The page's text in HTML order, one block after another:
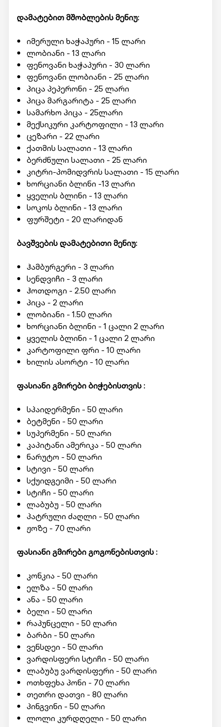
დამატებით მშობლების მენიუ:
იმერული ხაჭაპური - 15 ლარი
ლობიანი - 13 ლარი
ფენოვანი ხაჭაპური - 30 ლარი
ფენოვანი ლობიანი - 25 ლარი
პიცა პეპერონი - 25 ლარი
პიცა მარგარიტა - 25 ლარი
სამარხო პიცა - 25ლარი
მექსიკური კარტოფილი - 13 ლარი
ცეზარი - 22 ლარი
ქათმის სალათი - 13 ლარი
ბერძნული სალათი - 25 ლარი
კიტრი-პომიდვრის სალათი - 15 ლარი
ხორციანი ბლინი -13 ლარი
ყველის ბლინი - 13 ლარი
სოკოს ბლინი - 13 ლარი
ფურშეტი - 20 ლარიდან
ბავშვების დამატებითი მენიუ:
ჰამბურგერი - 3 ლარი
სენდვიჩი - 3 ლარი
ჰოთდოგი - 2.50 ლარი
პიცა - 2 ლარი
ლობიანი - 1.50 ლარი
ხორციანი ბლინი - 1 ცალი 2 ლარი
ყველის ბლინი - 1 ცალი 2 ლარი
კარტოფილი ფრი - 10 ლარი
ხილის ასორტი - 10 ლარი
ფასიანი გმირები ბიჭებისთვის :
სპაიდერმენი - 50 ლარი
ბეტმენი - 50 ლარი
სუპერმენი - 50 ლარი
კაპიტანი ამერიკა - 50 ლარი
ნარუტო - 50 ლარი
სტივი - 50 ლარი
სქუიდგეიმი - 50 ლარი
სტიჩი - 50 ლარი
ლაბუბუ - 50 ლარი
პატრული ძაღლი - 50 ლარი
ჟოზე - 70 ლარი
ფასიანი გმირები გოგონებისთვის :
კონკია - 50 ლარი
ელზა - 50 ლარი
ანა - 50 ლარი
ბელი - 50 ლარი
რაპუნცელი - 50 ლარი
ბარბი - 50 ლარი
ვენსდეი - 50 ლარი
ვარდისფერი სტიჩი - 50 ლარი
ლაბუბუ ვარდისფერი - 50 ლარი
ოთხფეხა პონი - 70 ლარი
თეთრი დათვი - 80 ლარი
პინგვინი - 50 ლარი
ლოლი კურდღელი - 50 ლარი